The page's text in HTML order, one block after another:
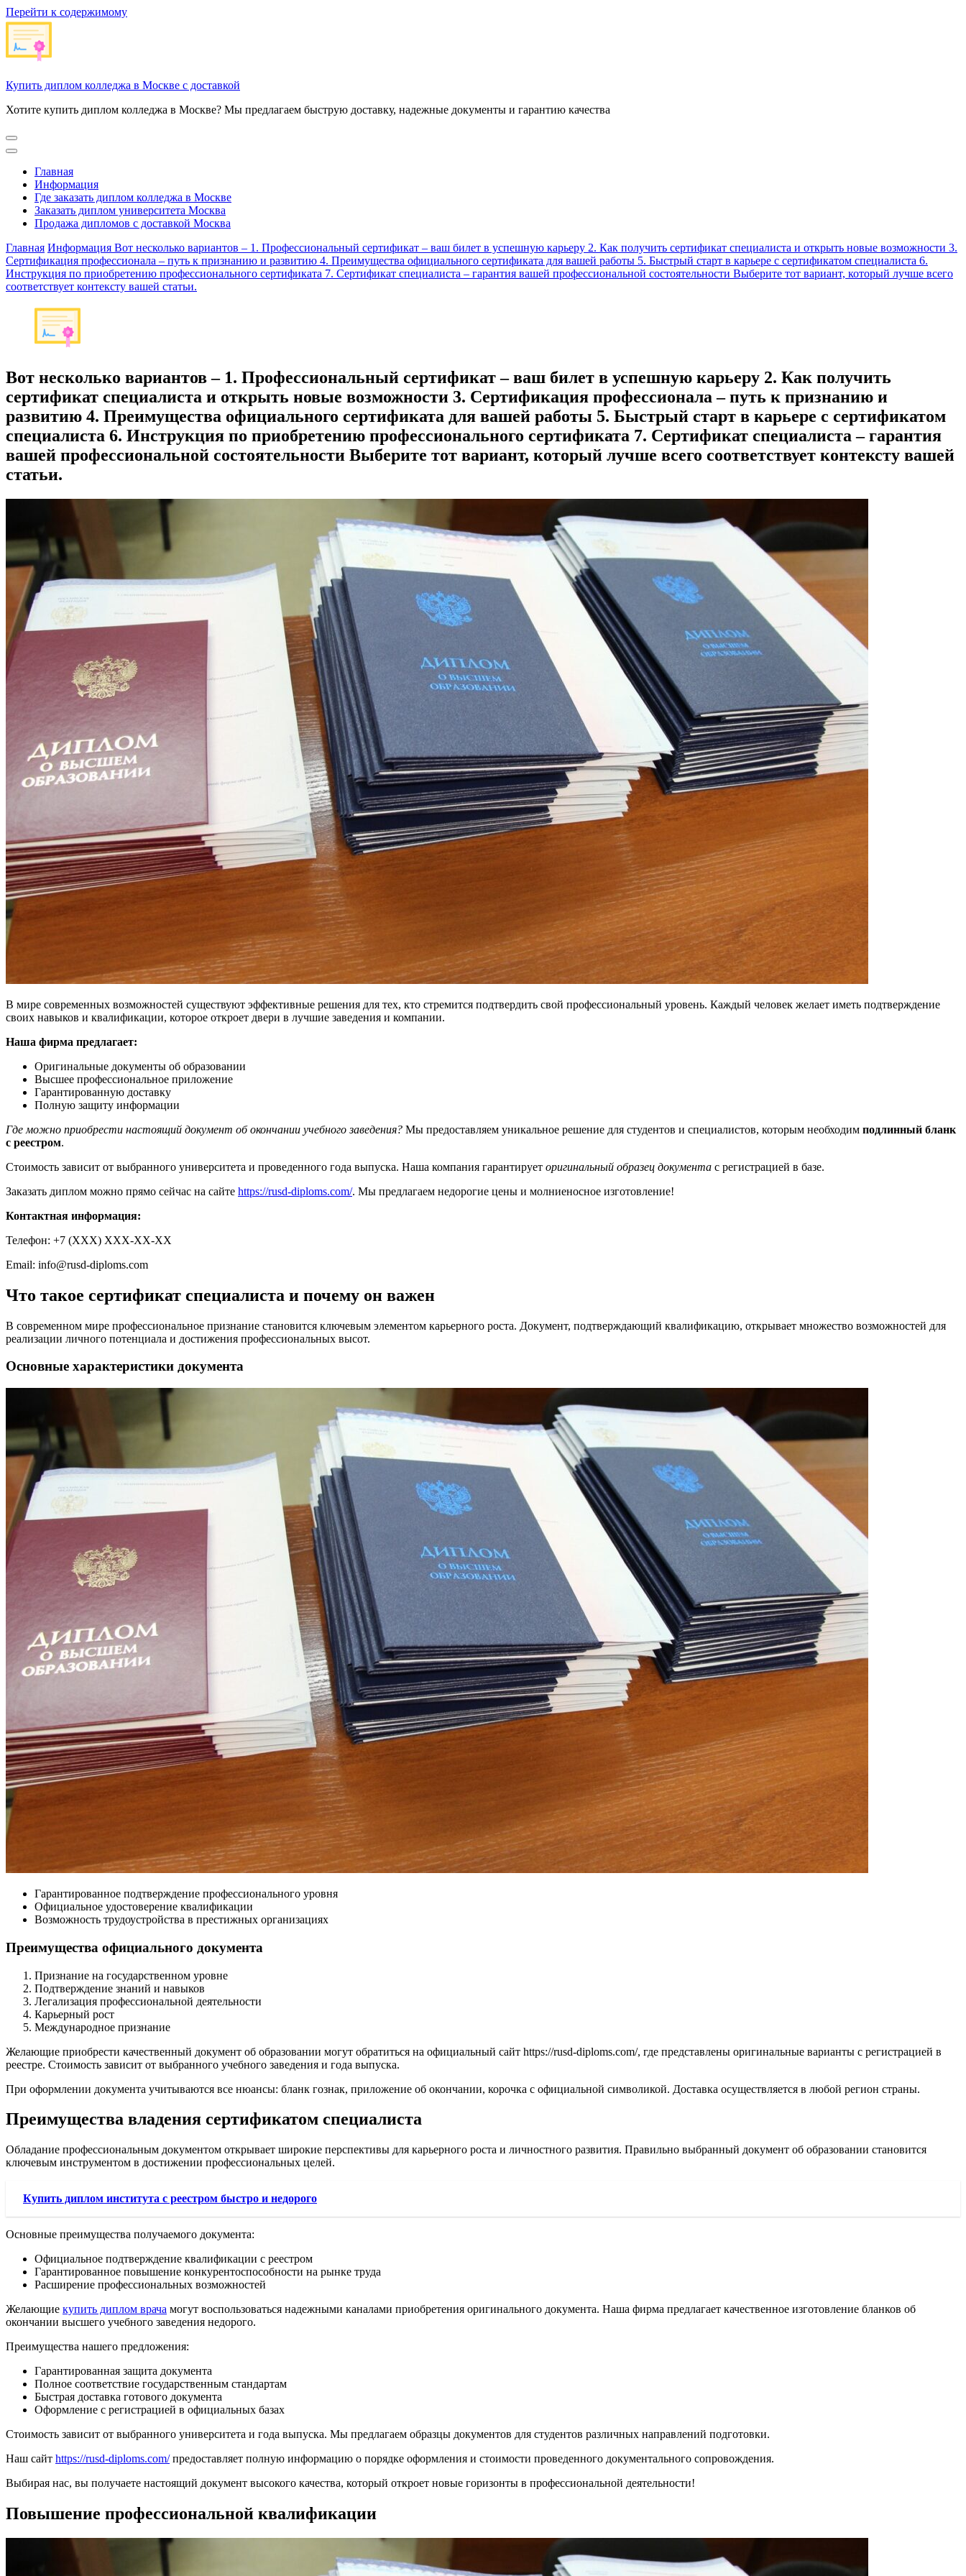
Перейти к содержимому
Купить диплом колледжа в Москве с доставкой
Хотите купить диплом колледжа в Москве? Мы предлагаем быструю доставку, надежные документы и гарантию качества
Главная
Информация
Где заказать диплом колледжа в Москве
Заказать диплом университета Москва
Продажа дипломов с доставкой Москва
Главная Информация Вот несколько вариантов – 1. Профессиональный сертификат – ваш билет в успешную карьеру 2. Как получить сертификат специалиста и открыть новые возможности 3.
Сертификация профессионала – путь к признанию и развитию 4. Преимущества официального сертификата для вашей работы 5. Быстрый старт в карьере с сертификатом специалиста 6.
Инструкция по приобретению профессионального сертификата 7. Сертификат специалиста – гарантия вашей профессиональной состоятельности Выберите тот вариант, который лучше всего
соответствует контексту вашей статьи.
Вот несколько вариантов – 1. Профессиональный сертификат – ваш билет в успешную карьеру 2. Как получить
сертификат специалиста и открыть новые возможности 3. Сертификация профессионала – путь к признанию и
развитию 4. Преимущества официального сертификата для вашей работы 5. Быстрый старт в карьере с сертификатом
специалиста 6. Инструкция по приобретению профессионального сертификата 7. Сертификат специалиста – гарантия
вашей профессиональной состоятельности Выберите тот вариант, который лучше всего соответствует контексту вашей
статьи.
В мире современных возможностей существуют эффективные решения для тех, кто стремится подтвердить свой профессиональный уровень. Каждый человек желает иметь подтверждение
своих навыков и квалификации, которое откроет двери в лучшие заведения и компании.
Наша фирма предлагает:
Оригинальные документы об образовании
Высшее профессиональное приложение
Гарантированную доставку
Полную защиту информации
Где можно приобрести настоящий документ об окончании учебного заведения? Мы предоставляем уникальное решение для студентов и специалистов, которым необходим подлинный бланк
с реестром.
Стоимость зависит от выбранного университета и проведенного года выпуска. Наша компания гарантирует оригинальный образец документа с регистрацией в базе.
Заказать диплом можно прямо сейчас на сайте https://rusd-diploms.com/. Мы предлагаем недорогие цены и молниеносное изготовление!
Контактная информация:
Телефон: +7 (ХХХ) ХХХ-ХХ-ХХ
Email: info@rusd-diploms.com
Что такое сертификат специалиста и почему он важен
В современном мире профессиональное признание становится ключевым элементом карьерного роста. Документ, подтверждающий квалификацию, открывает множество возможностей для
реализации личного потенциала и достижения профессиональных высот.
Основные характеристики документа
Гарантированное подтверждение профессионального уровня
Официальное удостоверение квалификации
Возможность трудоустройства в престижных организациях
Преимущества официального документа
Признание на государственном уровне
Подтверждение знаний и навыков
Легализация профессиональной деятельности
Карьерный рост
Международное признание
Желающие приобрести качественный документ об образовании могут обратиться на официальный сайт https://rusd-diploms.com/, где представлены оригинальные варианты с регистрацией в
реестре. Стоимость зависит от выбранного учебного заведения и года выпуска.
При оформлении документа учитываются все нюансы: бланк гознак, приложение об окончании, корочка с официальной символикой. Доставка осуществляется в любой регион страны.
Преимущества владения сертификатом специалиста
Обладание профессиональным документом открывает широкие перспективы для карьерного роста и личностного развития. Правильно выбранный документ об образовании становится
ключевым инструментом в достижении профессиональных целей.
Купить диплом института с реестром быстро и недорого
Основные преимущества получаемого документа:
Официальное подтверждение квалификации с реестром
Гарантированное повышение конкурентоспособности на рынке труда
Расширение профессиональных возможностей
Желающие купить диплом врача могут воспользоваться надежными каналами приобретения оригинального документа. Наша фирма предлагает качественное изготовление бланков об
окончании высшего учебного заведения недорого.
Преимущества нашего предложения:
Гарантированная защита документа
Полное соответствие государственным стандартам
Быстрая доставка готового документа
Оформление с регистрацией в официальных базах
Стоимость зависит от выбранного университета и года выпуска. Мы предлагаем образцы документов для студентов различных направлений подготовки.
Наш сайт https://rusd-diploms.com/предоставляет полную информацию о порядке оформления и стоимости проведенного документального сопровождения.
Выбирая нас, вы получаете настоящий документ высокого качества, который откроет новые горизонты в профессиональной деятельности!
Повышение профессиональной квалификации